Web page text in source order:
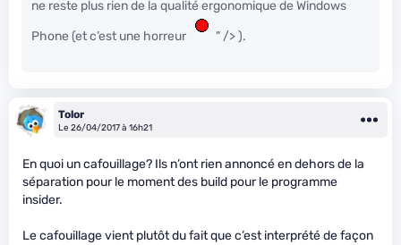
ne reste plus rien de la qualité ergonomique de Windows
Phone (et c’est une horreur
" /> ).
Tolor
Le 26/04/2017 à 16h21
En quoi un cafouillage? Ils n’ont rien annoncé en dehors de la
séparation pour le moment des build pour le programme
insider.
Le cafouillage vient plutôt du fait que c’est interprété de façon